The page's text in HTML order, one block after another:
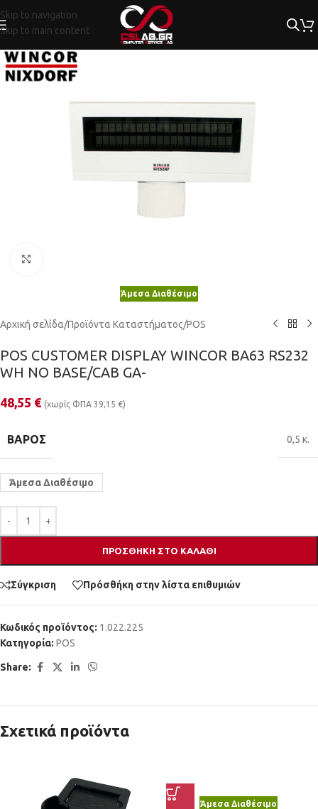
Skip to navigation
Skip to main content
Άμεσα Διαθέσιμο
Αρχική σελίδα/Προϊόντα Καταστήματος/POS
POS CUSTOMER DISPLAY WINCOR BA63 RS232
WH NO BASE/CAB GA-
48,55 € (χωρίς ΦΠΑ 39,15 €)
ΒΆΡΟΣ 0,5 κ.
Άμεσα Διαθέσιμο
ΠΡΟΣΘΉΚΗ ΣΤΟ ΚΑΛΆΘΙ
Σύγκριση Πρόσθήκη στην λίστα επιθυμιών
Κωδικός προϊόντος: 1.022.225
Κατηγορία: POS
Share:
Σχετικά προϊόντα
Άμεσα Διαθέσιμο